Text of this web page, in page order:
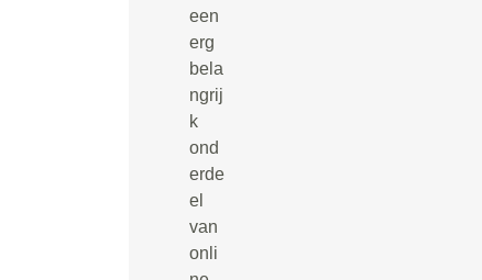
een
erg
bela
ngrij
k
ond
erde
el
van
onli